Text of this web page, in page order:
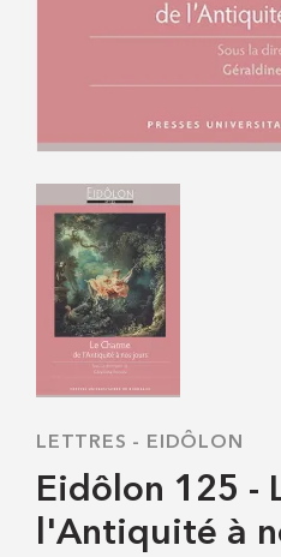
LETTRES - EIDÔLON
Eidôlon 125 -
l'Antiquité à